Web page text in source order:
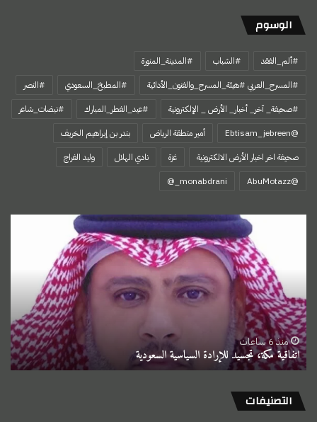
الوسوم
#ألم_الفقد #الشباب
#المدينة_المنورة
#المسرح_العربي #هيئة_المسرح_والفنون_الأدائية
#المطبخ_السعودي
#النصر
#صحيفة_ آخر_ أخبار_ الأرض _ الإلكترونية
#عيد_الفطر_المبارك
#نبضات_شاعر
@Ebtisam_jebreen
أمير منطقة الرياض
بندر بن إبراهيم الخريف
صحيفة اخر اخبار الأرض الالكترونية
غزة نادي الهلال
وليد الفراج
‏@AbuMotazz
السياسية
السعودية
منذ 6 ساعات
اتفاقية مكة، تجسيد للإرادة السياسية السعودية
التصنيفات